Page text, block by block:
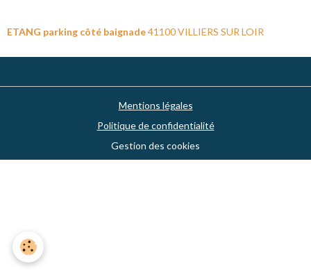
ETANG parking côté baignade41100 VILLIERS SUR LOIR
Mentions légales
Politique de confidentialité
Gestion des cookies